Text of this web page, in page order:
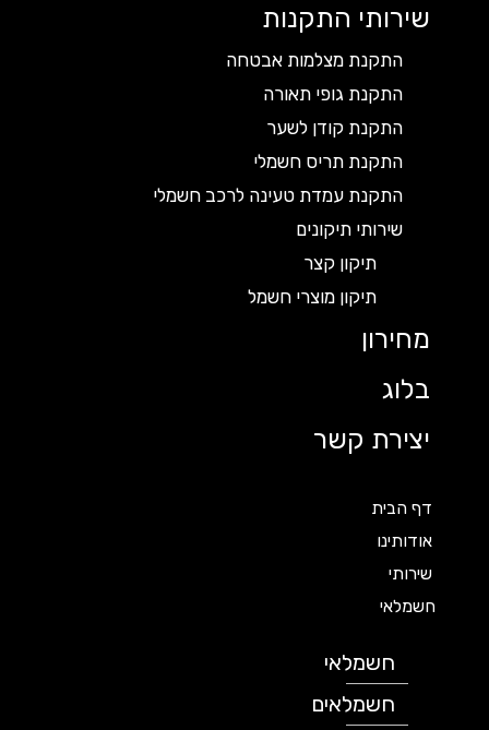
שירותי התקנות
התקנת מצלמות אבטחה
התקנת גופי תאורה
התקנת קודן לשער
התקנת תריס חשמלי
התקנת עמדת טעינה לרכב חשמלי
שירותי תיקונים
תיקון קצר
תיקון מוצרי חשמל
מחירון
בלוג
יצירת קשר
דף הבית
אודותינו
שירותי
חשמלאי
חשמלאי
חשמלאים